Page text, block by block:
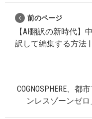
前のページ
【AI翻訳の新時代】
訳して編集する方法 |
COGNOSPHERE、
ンレスゾーンゼロ